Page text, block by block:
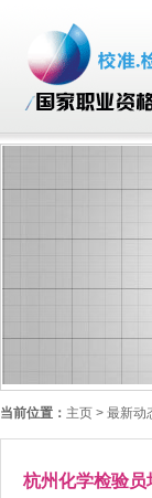
当前位置： 主页 > 最新动
杭州化学检验